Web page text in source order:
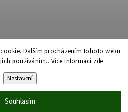
Dalším procházením tohoto webu
používáním.. Více informací zde.
Nastavení
Souhlasím
Onyx. Všechna práva vyhrazena.